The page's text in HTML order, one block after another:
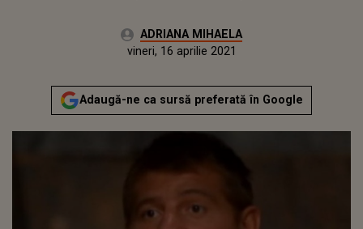
Autor:ADRIANA MIHAELA
Actualizat:
vineri, 16 aprilie 2021
Adaugă-ne ca sursă preferată în Google